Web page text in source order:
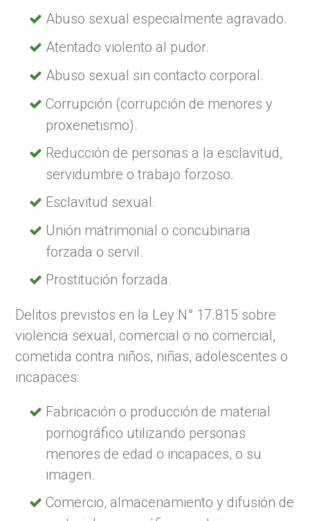
Abuso sexual especialmente agravado.
Atentado violento al pudor.
Abuso sexual sin contacto corporal.
Corrupción (corrupción de menores y
proxenetismo).
Reducción de personas a la esclavitud,
servidumbre o trabajo forzoso.
Esclavitud sexual.
Unión matrimonial o concubinaria
forzada o servil.
Prostitución forzada.
Delitos previstos en la Ley N° 17.815 sobre
violencia sexual, comercial o no comercial,
cometida contra niños, niñas, adolescentes o
incapaces:
Fabricación o producción de material
pornográfico utilizando personas
menores de edad o incapaces, o su
imagen.
Comercio, almacenamiento y difusión de